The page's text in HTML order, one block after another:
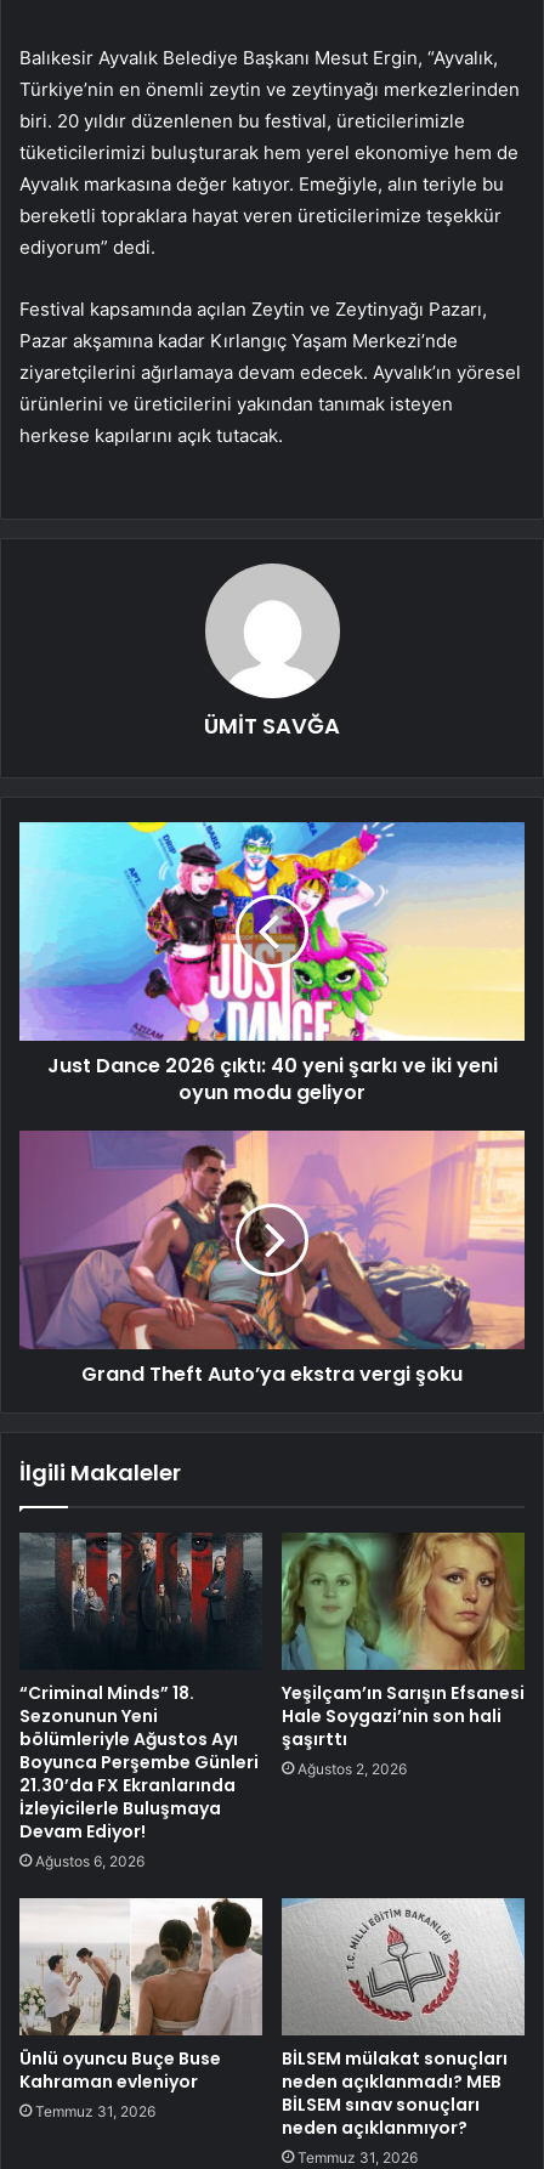
Balıkesir Ayvalık Belediye Başkanı Mesut Ergin, “Ayvalık,
Türkiye’nin en önemli zeytin ve zeytinyağı merkezlerinden
biri. 20 yıldır düzenlenen bu festival, üreticilerimizle
tüketicilerimizi buluşturarak hem yerel ekonomiye hem de
Ayvalık markasına değer katıyor. Emeğiyle, alın teriyle bu
bereketli topraklara hayat veren üreticilerimize teşekkür
ediyorum” dedi.
Festival kapsamında açılan Zeytin ve Zeytinyağı Pazarı,
Pazar akşamına kadar Kırlangıç Yaşam Merkezi’nde
ziyaretçilerini ağırlamaya devam edecek. Ayvalık’ın yöresel
ürünlerini ve üreticilerini yakından tanımak isteyen
herkese kapılarını açık tutacak.
ÜMİT SAVĞA
Just Dance 2026 çıktı: 40 yeni şarkı ve iki yeni
oyun modu geliyor
Grand Theft Auto’ya ekstra vergi şoku
İlgili Makaleler
“Criminal Minds” 18.
Sezonunun Yeni
bölümleriyle Ağustos Ayı
Boyunca Perşembe Günleri
21.30’da FX Ekranlarında
İzleyicilerle Buluşmaya
Devam Ediyor!
Ağustos 6, 2026
Yeşilçam’ın Sarışın Efsanesi
Hale Soygazi’nin son hali
şaşırttı
Ağustos 2, 2026
Ünlü oyuncu Buçe Buse
Kahraman evleniyor
Temmuz 31, 2026
BİLSEM mülakat sonuçları
neden açıklanmadı? MEB
BİLSEM sınav sonuçları
neden açıklanmıyor?
Temmuz 31, 2026